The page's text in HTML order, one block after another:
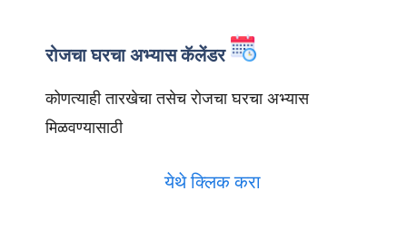
रोजचा घरचा अभ्यास कॅलेंडर
कोणत्याही तारखेचा तसेच रोजचा घरचा अभ्यास
मिळवण्यासाठी
येथे क्लिक करा